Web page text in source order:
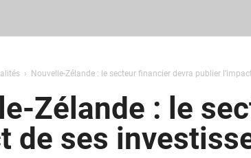
Nouvelle-Zélande : le secteur financier devra publier
Zélande : le
de ses